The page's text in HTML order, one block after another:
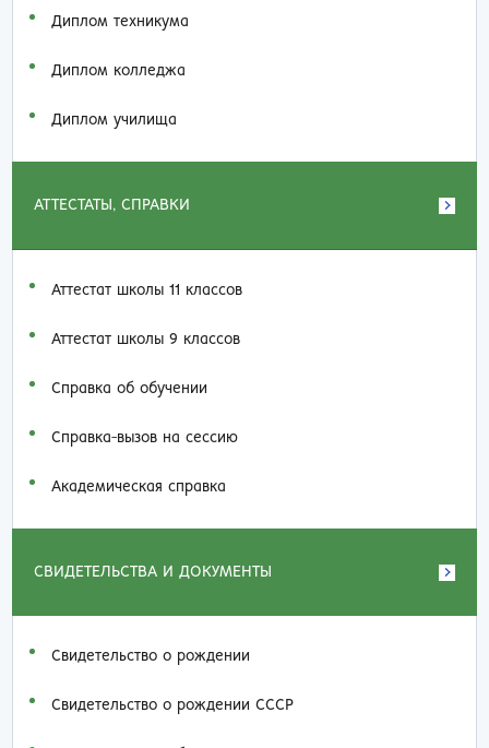
Диплом техникума
Диплом колледжа
Диплом училища
АТТЕСТАТЫ, СПРАВКИ
Аттестат школы 11 классов
Аттестат школы 9 классов
Справка об обучении
Справка-вызов на сессию
Академическая справка
СВИДЕТЕЛЬСТВА И ДОКУМЕНТЫ
Свидетельство о рождении
Свидетельство о рождении СССР